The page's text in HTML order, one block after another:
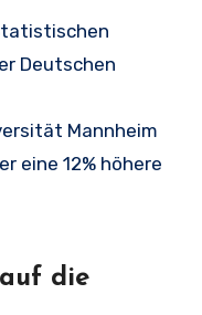
Deutschen
Mannheim
eine 12% höhere
die